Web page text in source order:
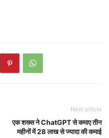
Next article
एक शख्स ने ChatGPT से कमाए तीन
महीनों में 28 लाख से ज्यादा की कमाई